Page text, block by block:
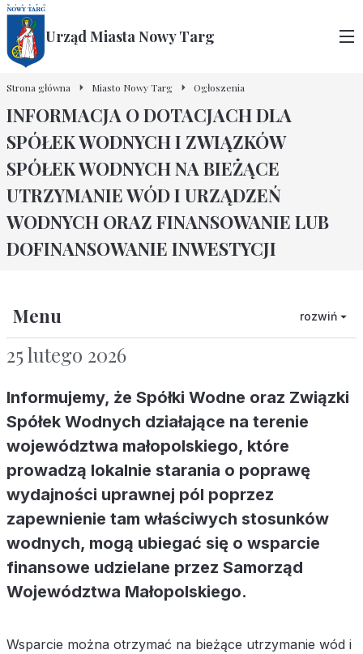
Urząd Miasta Nowy Targ
Strona główna Miasto Nowy Targ Ogłoszenia
INFORMACJA O DOTACJACH DLA
SPÓŁEK WODNYCH I ZWIĄZKÓW
SPÓŁEK WODNYCH NA BIEŻĄCE
UTRZYMANIE WÓD I URZĄDZEŃ
WODNYCH ORAZ FINANSOWANIE LUB
DOFINANSOWANIE INWESTYCJI
Menu rozwiń
25 lutego 2026
Informujemy, że Spółki Wodne oraz Związki
Spółek Wodnych działające na terenie
województwa małopolskiego, które
prowadzą lokalnie starania o poprawę
wydajności uprawnej pól poprzez
zapewnienie tam właściwych stosunków
wodnych, mogą ubiegać się o wsparcie
finansowe udzielane przez Samorząd
Województwa Małopolskiego.
Wsparcie można otrzymać na bieżące utrzymanie wód i